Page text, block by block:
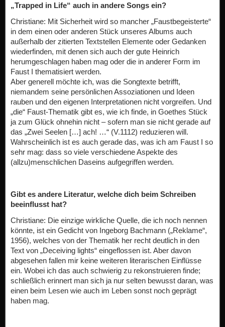
„Trapped in Life“ auch in andere Songs ein?
Christiane: Mit Sicherheit wird so mancher „Faustbegeisterte“
in dem einen oder anderen Stück unseres Albums auch
außerhalb der zitierten Textstellen Elemente oder Gedanken
wiederfinden, mit denen sich auch der gute Heinrich
herumgeschlagen haben mag oder die in anderer Form im
Faust I thematisiert werden.
Aber generell möchte ich, was die Songtexte betrifft,
niemandem seine persönlichen Assoziationen und Ideen
rauben und den eigenen Interpretationen nicht vorgreifen. Und
„die“ Faust-Thematik gibt es, wie ich finde, in Goethes Stück
ja zum Glück ohnehin nicht – sofern man sie nicht gerade auf
das „Zwei Seelen […] ach! …“ (V.1112) reduzieren will.
Wahrscheinlich ist es auch gerade das, was ich am Faust I so
sehr mag: dass so viele verschiedene Aspekte des
(allzu)menschlichen Daseins aufgegriffen werden.
Gibt es andere Literatur, welche dich beim Schreiben
beeinflusst hat?
Christiane: Die einzige wirkliche Quelle, die ich noch nennen
könnte, ist ein Gedicht von Ingeborg Bachmann („Reklame“,
1956), welches von der Thematik her recht deutlich in den
Text von „Deceiving lights“ eingeflossen ist. Aber davon
abgesehen fallen mir keine weiteren literarischen Einflüsse
ein. Wobei ich das auch schwierig zu rekonstruieren finde;
schließlich erinnert man sich ja nur selten bewusst daran, was
einen beim Lesen wie auch im Leben sonst noch geprägt
haben mag.